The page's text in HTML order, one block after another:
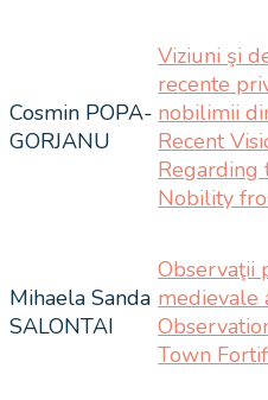
Cosmin POPA-
GORJANU
Viziuni şi
recente
nobilimii
Recent
Nobility
Mihaela Sanda
SALONTAI
Observaţii
medievale
Town